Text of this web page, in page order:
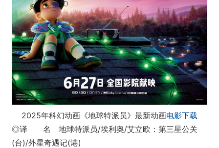
2025年科幻动画《地球特派员》最新动画电影下载
◎译 名 地球特派员/埃利奥/艾立欧：第三星公关
(台)/外星奇遇记(港)